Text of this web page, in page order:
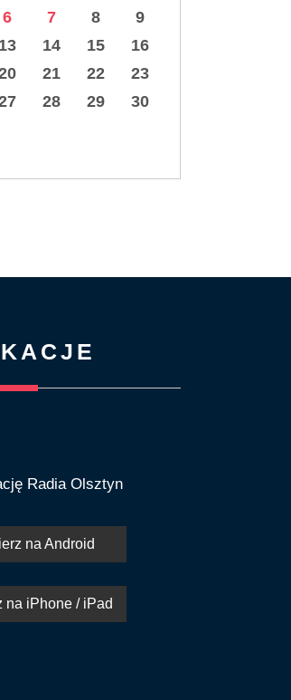
6 7 8
9
13 14 15
16
21 22
23
28 29
30
Radia Olsztyn
na Android
na iPhone / iPad